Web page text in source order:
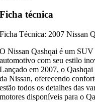
Ficha técnica
Ficha Técnica: 2007 Nissan
O Nissan Qashqai é um
automotivo com seu estilo
Lançado em 2007, o
da Nissan, oferecendo
estão todos os detalhes das
motores disponíveis para o